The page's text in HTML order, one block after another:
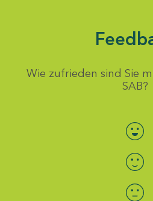
Wie zufrieden sind Sie
SAB?